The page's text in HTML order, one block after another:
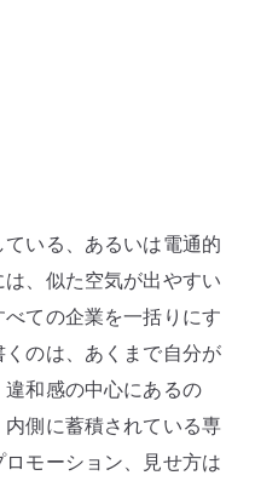
いる、あるいは電通的
、似た空気が出やすい
ての企業を一括りにす
のは、あくまで自分が
和感の中心にあるの
側に蓄積されている専
モーション、見せ方は